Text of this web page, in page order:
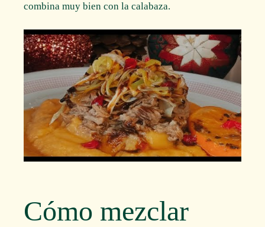
combina muy bien con la calabaza.
Cómo mezclar